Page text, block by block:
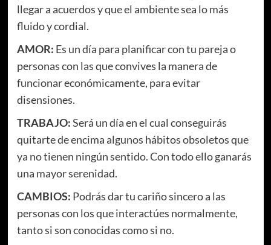
llegar a acuerdos y que el ambiente sea lo más
fluido y cordial.
AMOR: Es un día para planificar con tu pareja o
personas con las que convives la manera de
funcionar económicamente, para evitar
disensiones.
TRABAJO:Será un día en el cual conseguirás
quitarte de encima algunos hábitos obsoletos que
ya no tienen ningún sentido. Con todo ello ganarás
una mayor serenidad.
CAMBIOS: Podrás dar tu cariño sincero a las
personas con los que interactúes normalmente,
tanto si son conocidas como si no.